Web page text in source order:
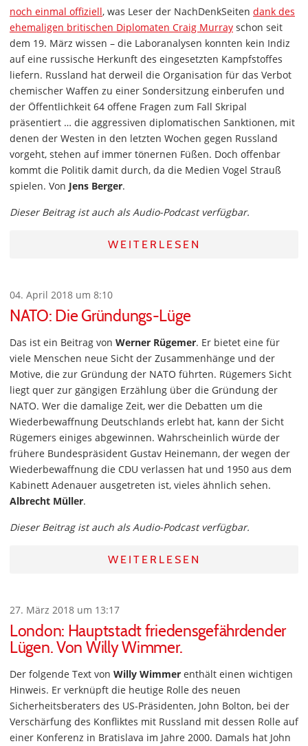
noch einmal offiziell, was Leser der NachDenkSeiten dank des
ehemaligen britischen Diplomaten Craig Murray schon seit
dem 19. März wissen – die Laboranalysen konnten kein Indiz
auf eine russische Herkunft des eingesetzten Kampfstoffes
liefern. Russland hat derweil die Organisation für das Verbot
chemischer Waffen zu einer Sondersitzung einberufen und
der Öffentlichkeit 64 offene Fragen zum Fall Skripal
präsentiert … die aggressiven diplomatischen Sanktionen, mit
denen der Westen in den letzten Wochen gegen Russland
vorgeht, stehen auf immer tönernen Füßen. Doch offenbar
kommt die Politik damit durch, da die Medien Vogel Strauß
spielen. Von Jens Berger.
Dieser Beitrag ist auch als Audio-Podcast verfügbar.
WEITERLESEN
04. April 2018 um 8:10
NATO: Die Gründungs-Lüge
Das ist ein Beitrag von Werner Rügemer. Er bietet eine für
viele Menschen neue Sicht der Zusammenhänge und der
Motive, die zur Gründung der NATO führten. Rügemers Sicht
liegt quer zur gängigen Erzählung über die Gründung der
NATO. Wer die damalige Zeit, wer die Debatten um die
Wiederbewaffnung Deutschlands erlebt hat, kann der Sicht
Rügemers einiges abgewinnen. Wahrscheinlich würde der
frühere Bundespräsident Gustav Heinemann, der wegen der
Wiederbewaffnung die CDU verlassen hat und 1950 aus dem
Kabinett Adenauer ausgetreten ist, vieles ähnlich sehen.
Albrecht Müller.
Dieser Beitrag ist auch als Audio-Podcast verfügbar.
WEITERLESEN
27. März 2018 um 13:17
London: Hauptstadt friedensgefährdender
Lügen. Von Willy Wimmer.
Der folgende Text von Willy Wimmer enthält einen wichtigen
Hinweis. Er verknüpft die heutige Rolle des neuen
Sicherheitsberaters des US-Präsidenten, John Bolton, bei der
Verschärfung des Konfliktes mit Russland mit dessen Rolle auf
einer Konferenz in Bratislava im Jahre 2000. Damals hat John